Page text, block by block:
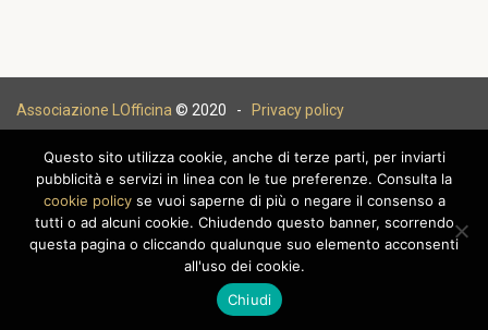
Associazione LOfficina © 2020 - Privacy policy
Questo sito utilizza cookie, anche di terze parti, per inviarti
pubblicità e servizi in linea con le tue preferenze. Consulta la
cookie policyse vuoi saperne di più o negare il consenso a
tutti o ad alcuni cookie. Chiudendo questo banner, scorrendo
questa pagina o cliccando qualunque suo elemento acconsenti
all'uso dei cookie.
Chiudi